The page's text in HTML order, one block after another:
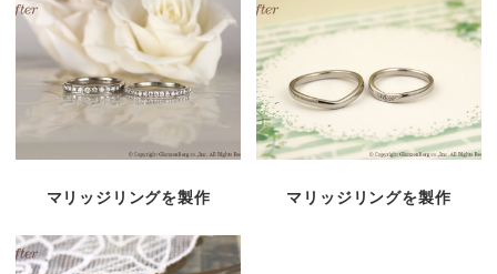
マリッジリングを製作 マリッジリングを製作